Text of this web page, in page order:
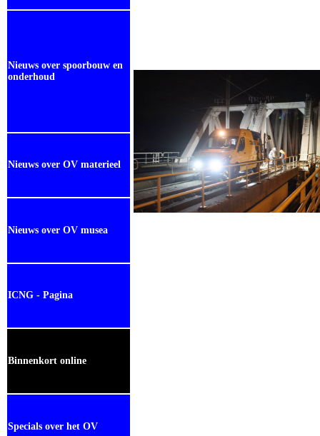
Nieuws over spoorbouw en
onderhoud
Nieuws over OV materieel
Nieuws over OV musea
ICNG - Pagina
Binnenkort online
Specials over het OV